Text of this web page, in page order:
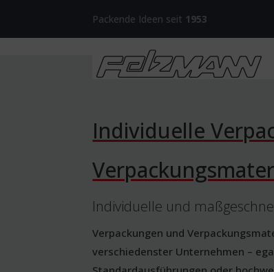
Packende Ideen seit 1953
Individuelle
Individuelle und
Verpackungen und
verschiedenster Unternehmen –